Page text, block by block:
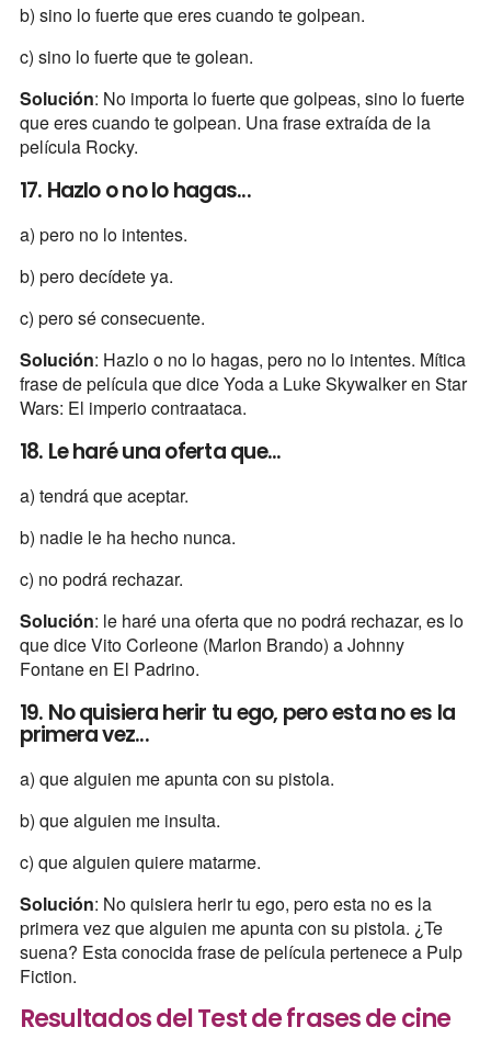
b) sino lo fuerte que eres cuando te golpean.
c) sino lo fuerte que te golean.
Solución: No importa lo fuerte que golpeas, sino lo fuerte
que eres cuando te golpean. Una frase extraída de la
película Rocky.
17. Hazlo o no lo hagas...
a) pero no lo intentes.
b) pero decídete ya.
c) pero sé consecuente.
Solución: Hazlo o no lo hagas, pero no lo intentes. Mítica
frase de película que dice Yoda a Luke Skywalker en Star
Wars: El imperio contraataca.
18. Le haré una oferta que...
a) tendrá que aceptar.
b) nadie le ha hecho nunca.
c) no podrá rechazar.
Solución: le haré una oferta que no podrá rechazar, es lo
que dice Vito Corleone (Marlon Brando) a Johnny
Fontane en El Padrino.
19. No quisiera herir tu ego, pero esta no es la
primera vez...
a) que alguien me apunta con su pistola.
b) que alguien me insulta.
c) que alguien quiere matarme.
Solución: No quisiera herir tu ego, pero esta no es la
primera vez que alguien me apunta con su pistola. ¿Te
suena? Esta conocida frase de película pertenece a Pulp
Fiction.
Resultados del Test de frases de cine